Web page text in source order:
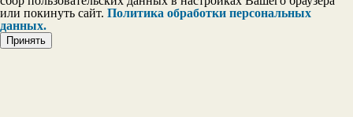
или покинуть сайт. Политика обработки персональных
данных.
Принять